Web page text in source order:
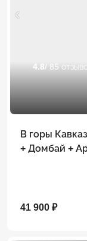
4.8/ 85
В горы
+ Домбай +
41 900 ₽